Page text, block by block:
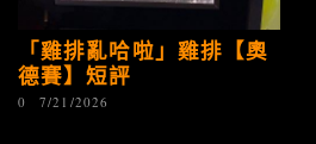
「雞排亂哈啦」雞排【奧
德賽】短評
0 7/21/2026